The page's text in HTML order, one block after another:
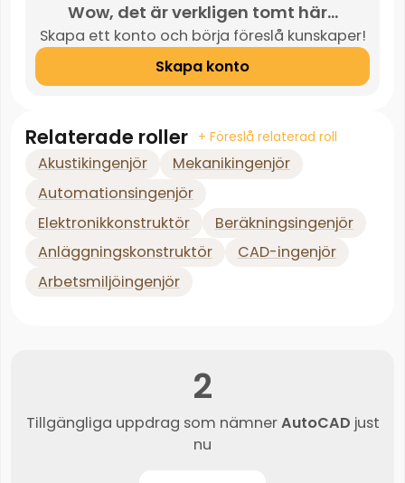
Wow, det är verkligen tomt här...
Skapa ett konto och börja föreslå kunskaper!
Skapa konto
Relaterade roller + Föreslå relaterad roll
Akustikingenjör
Mekanikingenjör
Automationsingenjör
Elektronikkonstruktör
Beräkningsingenjör
Anläggningskonstruktör
CAD-ingenjör
Arbetsmiljöingenjör
2
Tillgängliga uppdrag som nämnerAutoCAD just
nu